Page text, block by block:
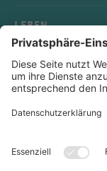
LEBEN
SERVICE
KONTAKT